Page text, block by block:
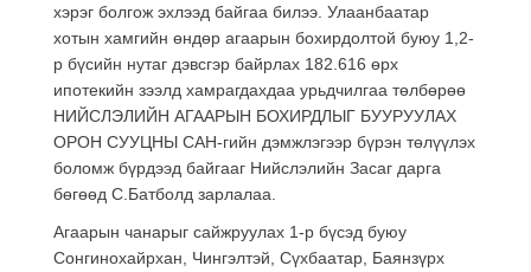
хэрэг болгож эхлээд байгаа билээ. Улаанбаатар
хотын хамгийн өндөр агаарын бохирдолтой буюу 1,2-
р бүсийн нутаг дэвсгэр байрлах 182.616 өрх
ипотекийн зээлд хамрагдахдаа урьдчилгаа төлбөрөө
НИЙСЛЭЛИЙН АГААРЫН БОХИРДЛЫГ БУУРУУЛАХ
ОРОН СУУЦНЫ САН-гийн дэмжлэгээр бүрэн төлүүлэх
боломж бүрдээд байгааг Нийслэлийн Засаг дарга
бөгөөд С.Батболд зарлалаа.
Агаарын чанарыг сайжруулах 1-р бүсэд буюу
Сонгинохайрхан, Чингэлтэй, Сүхбаатар, Баянзүрх